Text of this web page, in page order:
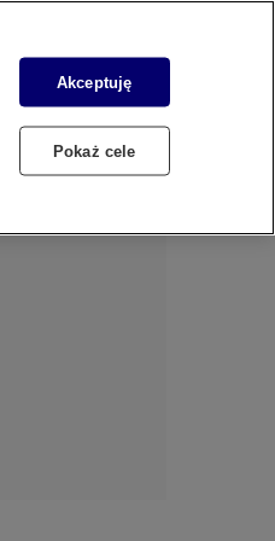
Dzień dobry!
ZALOGUJ SIĘ
Akceptuję
Pokaż cele